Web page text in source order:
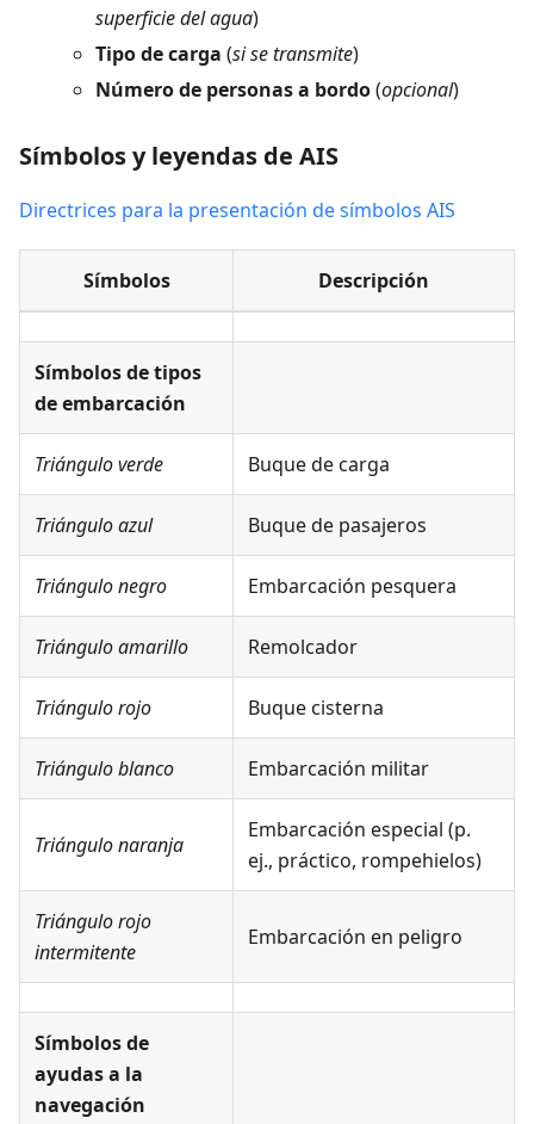
superficie del agua)
Tipo de carga (si se transmite)
Número de personas a bordo(opcional)
Símbolos y leyendas de AIS
Directrices para la presentación de símbolos AIS
Símbolos Descripción
Símbolos de tipos
de embarcación
Triángulo verde Buque de carga
Triángulo azul Buque de pasajeros
Triángulo negro Embarcación pesquera
Triángulo amarillo Remolcador
Triángulo rojo Buque cisterna
Triángulo blanco Embarcación militar
Triángulo naranja
Embarcación especial (p.
ej., práctico, rompehielos)
Triángulo rojo
intermitente
Embarcación en peligro
Símbolos de
ayudas a la
navegación